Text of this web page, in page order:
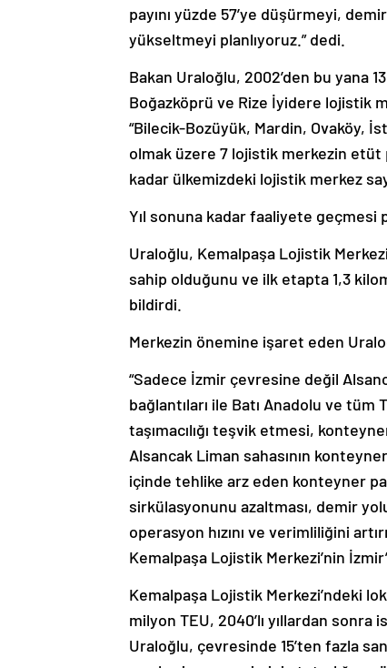
payını yüzde 57’ye düşürmeyi,
yükseltmeyi planlıyoruz.” dedi.
Bakan Uraloğlu, 2002’den bu yana
Boğazköprü ve Rize İyidere lojistik
“Bilecik-Bozüyük, Mardin, Ovaköy,
olmak üzere 7 lojistik merkezin etüt
kadar ülkemizdeki lojistik merkez
Yıl sonuna kadar faaliyete geçmesi
Uraloğlu, Kemalpaşa Lojistik
sahip olduğunu ve ilk etapta 1,3
bildirdi.
Merkezin önemine işaret eden
“Sadece İzmir çevresine değil
bağlantıları ile Batı Anadolu ve
taşımacılığı teşvik etmesi,
Alsancak Liman sahasının
içinde tehlike arz eden konteyner
sirkülasyonunu azaltması, demir
operasyon hızını ve verimliliğini
Kemalpaşa Lojistik Merkezi’nin
Kemalpaşa Lojistik Merkezi’ndeki
milyon TEU, 2040’lı yıllardan sonra
Uraloğlu, çevresinde 15’ten fazla